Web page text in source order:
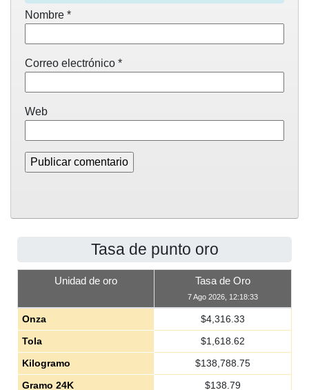
Nombre *
Correo electrónico *
Web
Tasa de punto oro
Unidad de oro Tasa de Oro
7 Ago 2026, 12:18:33
Onza $4,316.33
Tola
$1,618.62
Kilogramo
$138,788.75
Gramo 24K
$138.79